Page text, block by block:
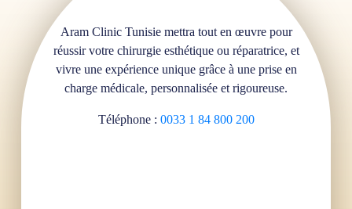
Aram Clinic Tunisie mettra tout en œuvre pour
réussir votre chirurgie esthétique ou réparatrice, et
vivre une expérience unique grâce à une prise en
charge médicale, personnalisée et rigoureuse.
Téléphone : 0033 1 84 800 200